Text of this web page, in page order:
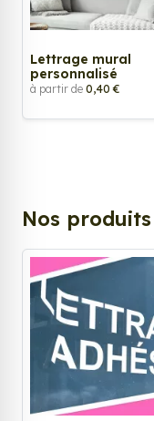
Lettrage mural
personnalisé
à partir de 0,40 €
Nos